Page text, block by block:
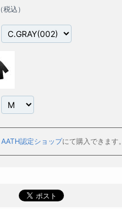
（税込）
AATH認定ショップにて購入できます。